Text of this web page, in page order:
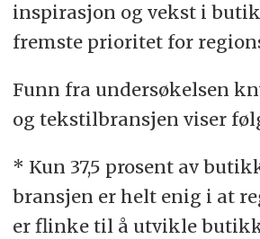
inspirasjon og vekst i
fremste prioritet for
Funn fra undersøkelsen
og tekstilbransjen viser
* Kun 37,5 prosent av
bransjen er helt enig i at
er flinke til å utvikle